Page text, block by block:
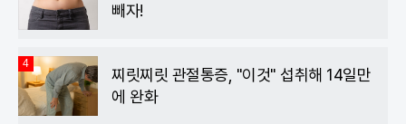
빼자!
4
찌릿찌릿 관절통증, "이것" 섭취해 14일만
에 완화